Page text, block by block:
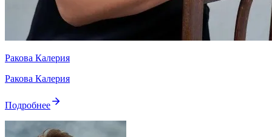
Ракова Калерия
Ракова Калерия
Подробнее